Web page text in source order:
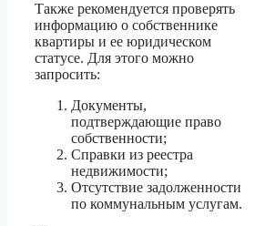
Также рекомендуется проверять
информацию о собственнике
квартиры и ее юридическом
статусе. Для этого можно
запросить:
Документы,
подтверждающие право
собственности;
Справки из реестра
недвижимости;
Отсутствие задолженности
по коммунальным услугам.